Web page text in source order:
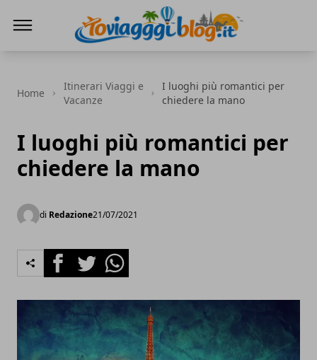
Home
Itinerari Viaggi e
Vacanze
I luoghi più romantici per
chiedere la mano
I luoghi più romantici per
chiedere la mano
di Redazione21/07/2021
FacebookTwitterWhatsapp